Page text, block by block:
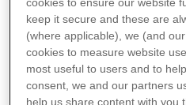
en las modalidades
Investigación Clínica
Están dirigidos a
hasta 40 años cuyos
cookies to ensure our website
keep it secure and these are
(where applicable), we (and
cookies to measure website
most useful to users and to
consent, we and our partners
help us share content with you